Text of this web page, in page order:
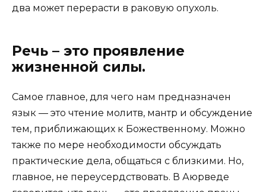
два может перерасти в раковую опухоль.
Речь – это проявление
жизненной силы.
Самое главное, для чего нам предназначен
язык — это чтение молитв, мантр и обсуждение
тем, приближающих к Божественному. Можно
также по мере необходимости обсуждать
практические дела, общаться с близкими. Но,
главное, не переусердствовать. В Аюрведе